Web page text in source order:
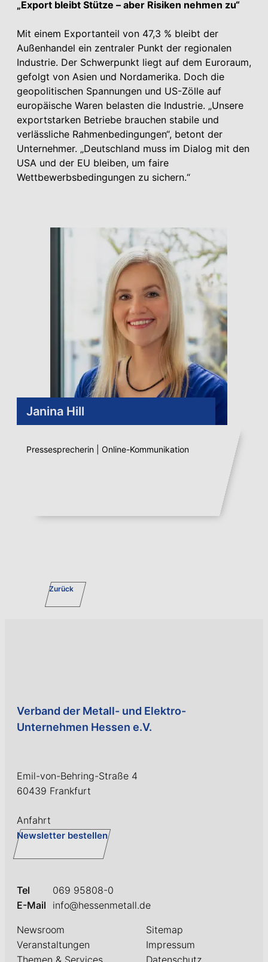
„Export bleibt Stütze – aber Risiken nehmen zu“
Mit einem Exportanteil von 47,3 % bleibt der
Außenhandel ein zentraler Punkt der regionalen
Industrie. Der Schwerpunkt liegt auf dem Euroraum,
gefolgt von Asien und Nordamerika. Doch die
geopolitischen Spannungen und US-Zölle auf
europäische Waren belasten die Industrie. „Unsere
exportstarken Betriebe brauchen stabile und
verlässliche Rahmenbedingungen“, betont der
Unternehmer. „Deutschland muss im Dialog mit den
USA und der EU bleiben, um faire
Wettbewerbsbedingungen zu sichern.“
Janina Hill
Pressesprecherin | Online-Kommunikation
Zurück
Verband der Metall- und Elektro-
Unternehmen Hessen e.V.
Emil-von-Behring-Straße 4
60439 Frankfurt
Anfahrt
Newsletter bestellen
Tel
069 95808-0
E-Mail
info@hessenmetall.de
Newsroom
Veranstaltungen
Sitemap
Impressum